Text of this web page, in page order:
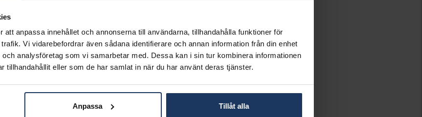
att anpassa innehållet och annonserna till användarna, tillhandahålla funktioner för
Vi vidarebefordrar även sådana identifierare och annan information från din enhet
analysföretag som vi samarbetar med. Dessa kan i sin tur kombinera informationen
tillhandahållit eller som de har samlat in när du har använt deras tjänster.
Anpassa Tillåt alla